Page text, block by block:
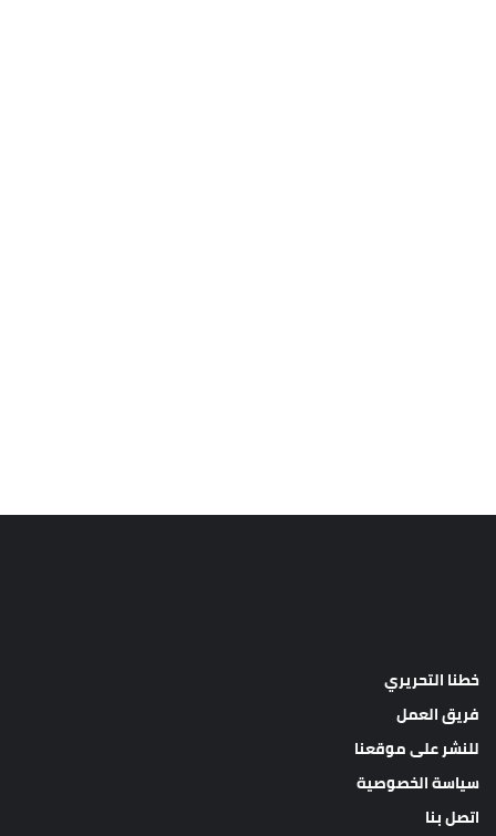
خطنا التحريري
فريق العمل
للنشر على موقعنا
سياسة الخصوصية
اتصل بنا